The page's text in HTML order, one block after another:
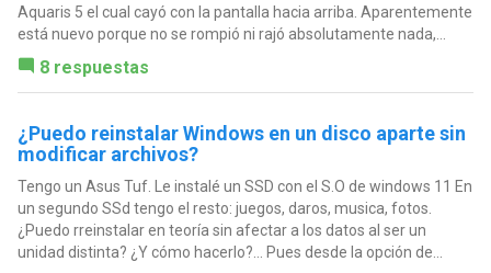
Aquaris 5 el cual cayó con la pantalla hacia arriba. Aparentemente
está nuevo porque no se rompió ni rajó absolutamente nada,...
8 respuestas
¿Puedo reinstalar Windows en un disco aparte sin
modificar archivos?
Tengo un Asus Tuf. Le instalé un SSD con el S.O de windows 11 En
un segundo SSd tengo el resto: juegos, daros, musica, fotos.
¿Puedo rreinstalar en teoría sin afectar a los datos al ser un
unidad distinta? ¿Y cómo hacerlo?... Pues desde la opción de...